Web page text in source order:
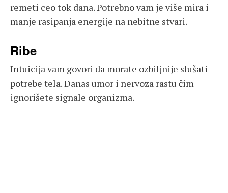
remeti ceo tok dana. Potrebno vam je više mira i
manje rasipanja energije na nebitne stvari.
Ribe
Intuicija vam govori da morate ozbiljnije slušati
potrebe tela. Danas umor i nervoza rastu čim
ignorišete signale organizma.